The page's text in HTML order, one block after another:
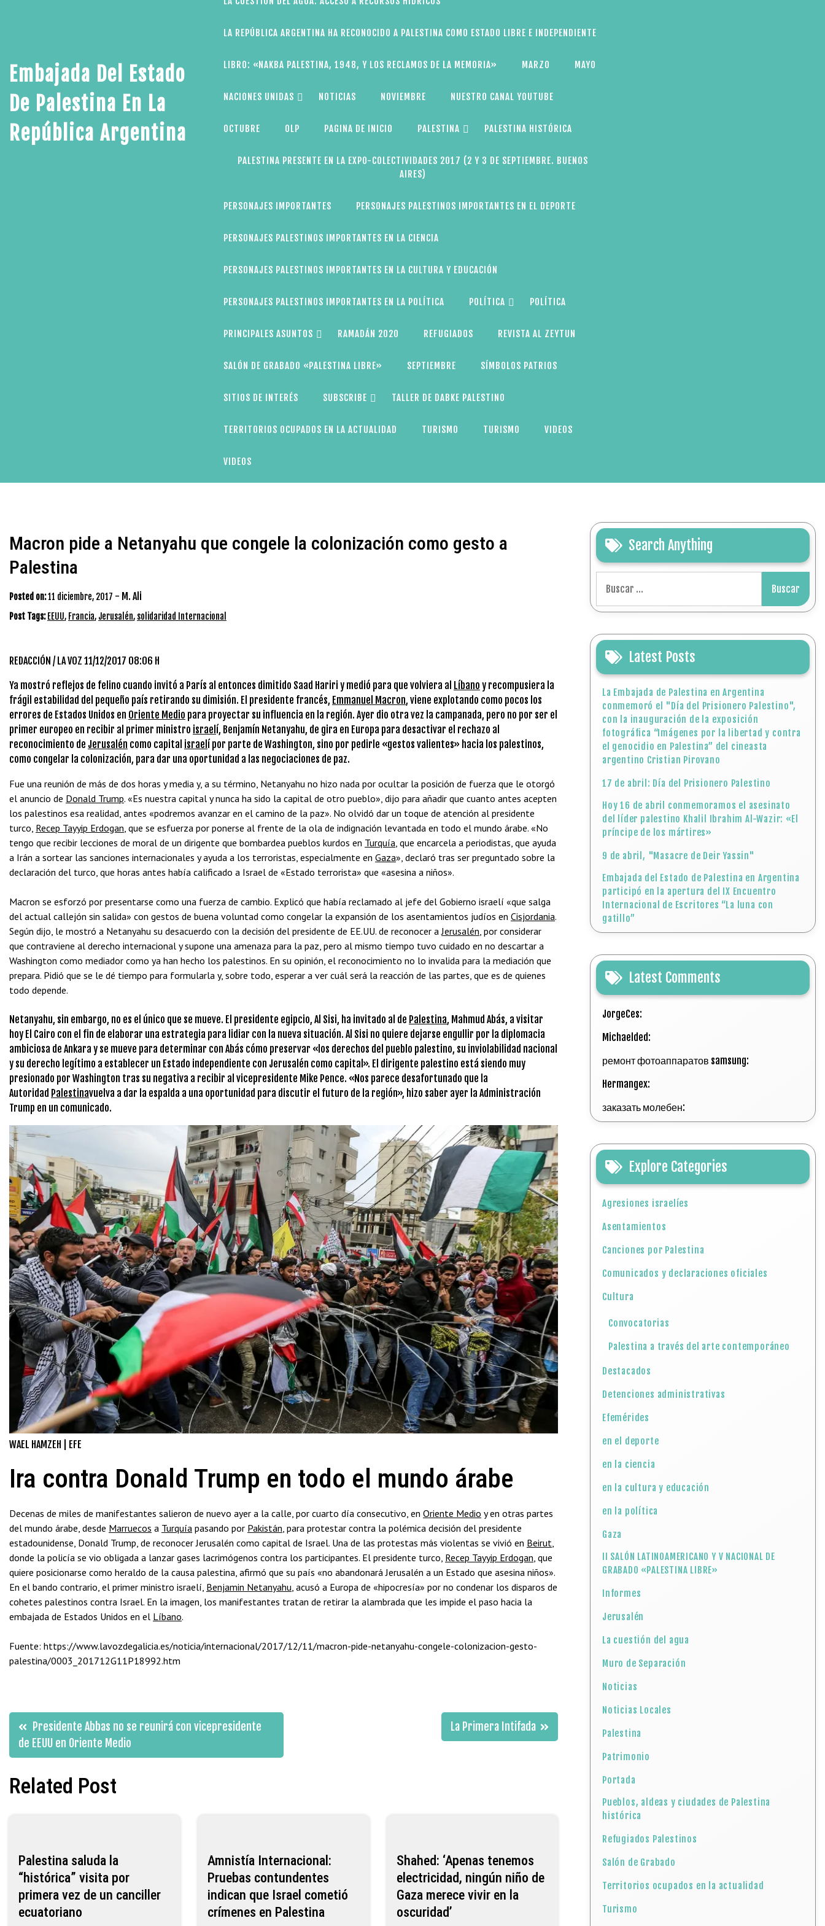
Embajada Del Estado
De Palestina En La
República Argentina
LA REPÚBLICA ARGENTINA HA RECONOCIDO A PALESTINA COMO ESTADO LIBRE E INDEPENDIENTE
LIBRO: «NAKBA PALESTINA, 1948, Y LOS RECLAMOS DE LA MEMORIA» MARZO MAYO
NACIONES UNIDAS NOTICIAS NOVIEMBRE NUESTRO CANAL YOUTUBE
OCTUBRE OLP PAGINA DE INICIO PALESTINA PALESTINA HISTÓRICA
PALESTINA PRESENTE EN LA EXPO-COLECTIVIDADES 2017 (2 Y 3 DE SEPTIEMBRE. BUENOS
AIRES)
PERSONAJES IMPORTANTES PERSONAJES PALESTINOS IMPORTANTES EN EL DEPORTE
PERSONAJES PALESTINOS IMPORTANTES EN LA CIENCIA
PERSONAJES PALESTINOS IMPORTANTES EN LA CULTURA Y EDUCACIÓN
PERSONAJES PALESTINOS IMPORTANTES EN LA POLÍTICA POLÍTICA POLÍTICA
PRINCIPALES ASUNTOS RAMADÁN 2020 REFUGIADOS REVISTA AL ZEYTUN
SALÓN DE GRABADO «PALESTINA LIBRE» SEPTIEMBRE SÍMBOLOS PATRIOS
SITIOS DE INTERÉS SUBSCRIBE TALLER DE DABKE PALESTINO
TERRITORIOS OCUPADOS EN LA ACTUALIDAD TURISMO TURISMO VIDEOS
VIDEOS
Macron pide a Netanyahu que congele la colonización como gesto a
Palestina
Posted on:11 diciembre, 2017 - M. Ali
Post Tags: EEUU, Francia, Jerusalén, solidaridad Internacional
REDACCIÓN / LA VOZ 11/12/2017 08:06 H
Ya mostró reflejos de felino cuando invitó a París al entonces dimitido Saad Hariri y medió para que volviera al Líbano y recompusiera la
frágil estabilidad del pequeño país retirando su dimisión. El presidente francés, Emmanuel Macron, viene explotando como pocos los
errores de Estados Unidos en Oriente Medio para proyectar su influencia en la región. Ayer dio otra vez la campanada, pero no por ser el
primer europeo en recibir al primer ministro israel í, Benjamín Netanyahu, de gira en Europa para desactivar el rechazo al
reconocimiento de Jerusalén como capital israel í por parte de Washington, sino por pedirle «gestos valientes» hacia los palestinos,
como congelar la colonización, para dar una oportunidad a las negociaciones de paz.
Fue una reunión de más de dos horas y media y, a su término, Netanyahu no hizo nada por ocultar la posición de fuerza que le otorgó
el anuncio de Donald Trump. «Es nuestra capital y nunca ha sido la capital de otro pueblo», dijo para añadir que cuanto antes acepten
los palestinos esa realidad, antes «podremos avanzar en el camino de la paz». No olvidó dar un toque de atención al presidente
turco, Recep Tayyip Erdogan, que se esfuerza por ponerse al frente de la ola de indignación levantada en todo el mundo árabe. «No
tengo que recibir lecciones de moral de un dirigente que bombardea pueblos kurdos en Turquía, que encarcela a periodistas, que ayuda
a Irán a sortear las sanciones internacionales y ayuda a los terroristas, especialmente en Gaza», declaró tras ser preguntado sobre la
declaración del turco, que horas antes había calificado a Israel de «Estado terrorista» que «asesina a niños».
Macron se esforzó por presentarse como una fuerza de cambio. Explicó que había reclamado al jefe del Gobierno israelí «que salga
del actual callejón sin salida» con gestos de buena voluntad como congelar la expansión de los asentamientos judíos en Cisjordania.
Según dijo, le mostró a Netanyahu su desacuerdo con la decisión del presidente de EE.UU. de reconocer aJerusalén, por considerar
que contraviene al derecho internacional y supone una amenaza para la paz, pero al mismo tiempo tuvo cuidado en no descartar a
Washington como mediador como ya han hecho los palestinos. En su opinión, el reconocimiento no lo invalida para la mediación que
prepara. Pidió que se le dé tiempo para formularla y, sobre todo, esperar a ver cuál será la reacción de las partes, que es de quienes
todo depende.
Netanyahu, sin embargo, no es el único que se mueve. El presidente egipcio, Al Sisi, ha invitado al de Palestina, Mahmud Abás, a visitar
hoy El Cairo con el fin de elaborar una estrategia para lidiar con la nueva situación. Al Sisi no quiere dejarse engullir por la diplomacia
ambiciosa de Ankara y se mueve para determinar con Abás cómo preservar «los derechos del pueblo palestino, su inviolabilidad nacional
y su derecho legítimo a establecer un Estado independiente con Jerusalén como capital». El dirigente palestino está siendo muy
presionado por Washington tras su negativa a recibir al vicepresidente Mike Pence. «Nos parece desafortunado que la
Autoridad Palestinavuelva a dar la espalda a una oportunidad para discutir el futuro de la región», hizo saber ayer la Administración
Trump en un comunicado.
WAEL HAMZEH | EFE
Ira contra Donald Trump en todo el mundo árabe
Decenas de miles de manifestantes salieron de nuevo ayer a la calle, por cuarto día consecutivo, en Oriente Medio y en otras partes
del mundo árabe, desde Marruecos a Turquía pasando por Pakistán, para protestar contra la polémica decisión del presidente
estadounidense, Donald Trump, de reconocer Jerusalén como capital de Israel. Una de las protestas más violentas se vivió en Beirut,
donde la policía se vio obligada a lanzar gases lacrimógenos contra los participantes. El presidente turco, Recep Tayyip Erdogan, que
quiere posicionarse como heraldo de la causa palestina, afirmó que su país «no abandonará Jerusalén a un Estado que asesina niños».
En el bando contrario, el primer ministro israelí, Benjamin Netanyahu, acusó a Europa de «hipocresía» por no condenar los disparos de
cohetes palestinos contra Israel. En la imagen, los manifestantes tratan de retirar la alambrada que les impide el paso hacia la
embajada de Estados Unidos en el Líbano.
Fuente: https://www.lavozdegalicia.es/noticia/internacional/2017/12/11/macron-pide-netanyahu-congele-colonizacion-gesto-
palestina/0003_201712G11P18992.htm
Navegación
de
entradas
Presidente Abbas no se reunirá con vicepresidente
de EEUU en Oriente Medio
La Primera Intifada
Related Post
Palestina saluda la
“histórica” visita por
primera vez de un canciller
ecuatoriano
Amnistía Internacional:
Pruebas contundentes
indican que Israel cometió
crímenes en ‪Palestina‬
Shahed: ‘Apenas tenemos
electricidad, ningún niño de
Gaza merece vivir en la
oscuridad’
Search Anything
Latest Posts
La Embajada de Palestina en Argentina
conmemoró el "Día del Prisionero Palestino",
con la inauguración de la exposición
fotográfica “Imágenes por la libertad y contra
el genocidio en Palestina” del cineasta
argentino Cristian Pirovano
17 de abril: Día del Prisionero Palestino
Hoy 16 de abril conmemoramos el asesinato
del líder palestino Khalil Ibrahim Al-Wazir: «El
príncipe de los mártires»
9 de abril, "Masacre de Deir Yassin"
Embajada del Estado de Palestina en Argentina
participó en la apertura del IX Encuentro
Internacional de Escritores “La luna con
gatillo”
Latest Comments
JorgeCes:
Michaelded:
ремонт фотоаппаратов samsung:
Hermangex:
заказать молебен:
Explore Categories
Agresiones israelíes
Asentamientos
Canciones por Palestina
Comunicados y declaraciones oficiales
Cultura
Convocatorias
Palestina a través del arte contemporáneo
Destacados
Detenciones administrativas
Efemérides
en el deporte
en la ciencia
en la cultura y educación
en la política
Gaza
II SALÓN LATINOAMERICANO Y V NACIONAL DE
GRABADO «PALESTINA LIBRE»
Informes
Jerusalén
La cuestión del agua
Muro de Separación
Noticias
Noticias Locales
Palestina
Patrimonio
Portada
Pueblos, aldeas y ciudades de Palestina
histórica
Refugiados Palestinos
Salón de Grabado
Territorios ocupados en la actualidad
Turismo